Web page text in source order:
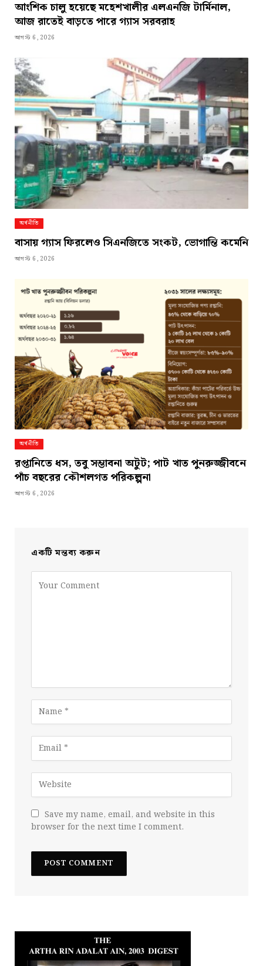
আংশিক চালু হয়েছে মহেশখালীর এলএনজি টার্মিনাল,
আজ রাতেই বাড়তে পারে গ্যাস সরবরাহ
আগস্ট 6, 2026
অর্থনীতি
বাসায় গ্যাস ফিরলেও সিএনজিতে সংকট, ভোগান্তি কমেনি
আগস্ট 6, 2026
অর্থনীতি
রপ্তানিতে ধস, তবু সম্ভাবনা অটুট; পাট খাত পুনরুজ্জীবনে
পাঁচ বছরের কৌশলগত পরিকল্পনা
আগস্ট 6, 2026
একটি মন্তব্য করুন
Save my name, email, and website in this
browser for the next time I comment.